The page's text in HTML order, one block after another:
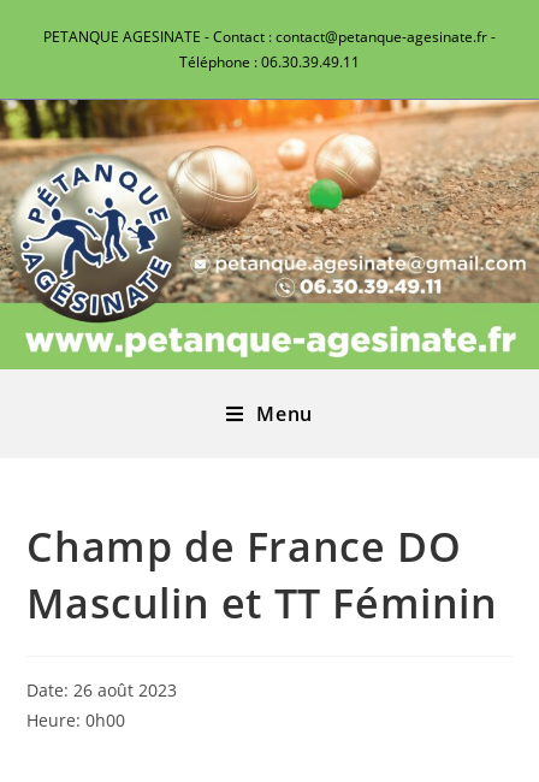
PETANQUE AGESINATE - Contact : contact@petanque-agesinate.fr -
Téléphone : 06.30.39.49.11
Menu
Champ de France DO
Masculin et TT Féminin
Date:26 août 2023
Heure:0h00